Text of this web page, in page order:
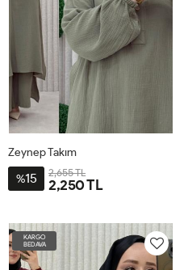
BDN-
Zeynep Takım
%15 2,655 TL
2,250 TL
KARGO
BEDAVA